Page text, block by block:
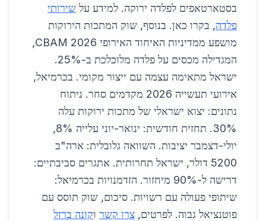
בסטארטאפים לפלדה ירוקה. למידע על שירותי
פלדה, בקרו כאן. בנוסף, שוק המתכות הירוקות
מושפע ממדיניות האיחוד האירופי CBAM 2026,
המגדילה מכסים על פלדה מלוכלכת ב-25%.
ישראל מתאימה עצמה עם ייצור מקומי. בכרמיאל,
אירועי תעשייה 2026 מקדמים סחר. ניתוח
נתונים: יצוא ישראלי של מתכות ירוקות עלה
30%. תחזית חודשית: ינואר-יוני עלייה 8%,
יולי-דצמבר יציבות. השוואה גלובלית: ארה"ב
5200 דולר, ישראל תחרותית. אתגרים סביבתיים:
דרישה ל-90% מיחזור. הזדמנויות בכרמיאל:
שיתופי פעולה עם רשויות. סיכום, שוק תוסס עם
פוטנציאל גבוה. לפרטים, צרו קשר וקונה ברזל